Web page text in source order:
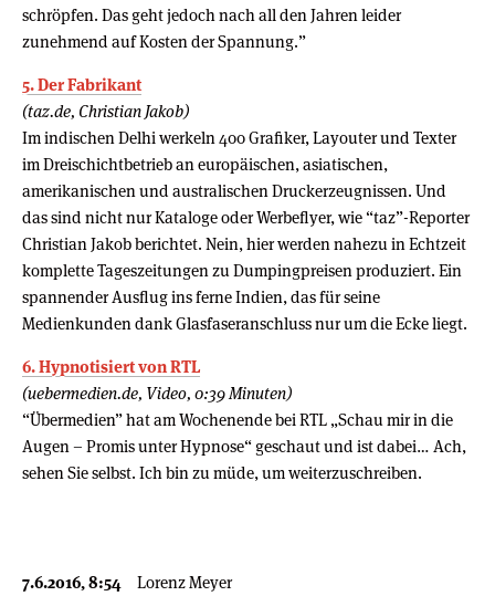
schröpfen. Das geht jedoch nach all den Jahren leider
zunehmend auf Kosten der Spannung.”
5. Der Fabrikant
(taz.de, Christian Jakob)
Im indischen Delhi werkeln 400 Grafiker, Layouter und Texter
im Dreischichtbetrieb an europäischen, asiatischen,
amerikanischen und australischen Druckerzeugnissen. Und
das sind nicht nur Kataloge oder Werbeflyer, wie “taz”-Reporter
Christian Jakob berichtet. Nein, hier werden nahezu in Echtzeit
komplette Tageszeitungen zu Dumpingpreisen produziert. Ein
spannender Ausflug ins ferne Indien, das für seine
Medienkunden dank Glasfaseranschluss nur um die Ecke liegt.
6. Hypnotisiert von RTL
(uebermedien.de, Video, 0:39 Minuten)
“Übermedien” hat am Wochenende bei RTL „Schau mir in die
Augen – Promis unter Hypnose“ geschaut und ist dabei… Ach,
sehen Sie selbst. Ich bin zu müde, um weiterzuschreiben.
7.6.2016, 8:54 Lorenz Meyer